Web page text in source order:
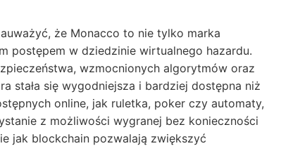
że Monacco to nie tylko marka
postępem w dziedzinie wirtualnego hazardu.
wzmocnionych algorytmów oraz
stała się wygodniejsza i bardziej dostępna niż
online, jak ruletka, poker czy automaty,
z możliwości wygranej bez konieczności
jak blockchain pozwalają zwiększyć